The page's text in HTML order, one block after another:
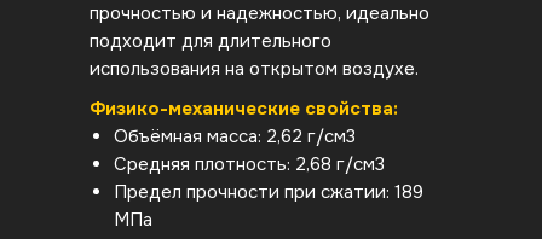
прочностью и надежностью, идеально
подходит для длительного
использования на открытом воздухе.
Физико-механические свойства:
Объёмная масса: 2,62 г/см3
Средняя плотность: 2,68 г/см3
Предел прочности при сжатии: 189
МПа